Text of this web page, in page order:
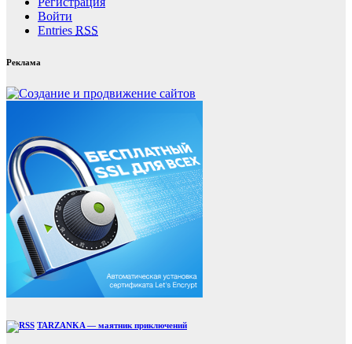
Войти
Entries RSS
Реклама
TARZANKA — маятник приключений